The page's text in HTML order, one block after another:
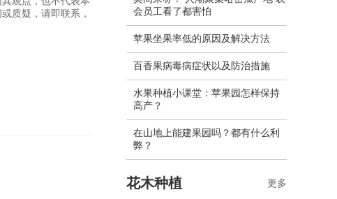
质疑，请即联系，
会员工看了都害怕
苹果坐果率低的原因及解决方法
百香果病毒病症状以及防治措施
水果种植小课堂：苹果园怎样保持
高产？
在山地上能建果园吗？都有什么利
弊？
花木种植 更多